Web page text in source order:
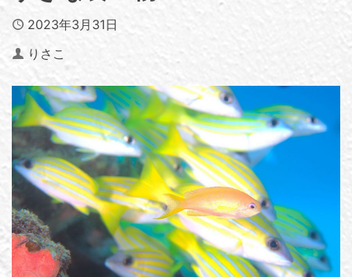
Published
2023年3月31日
Author
りさこ